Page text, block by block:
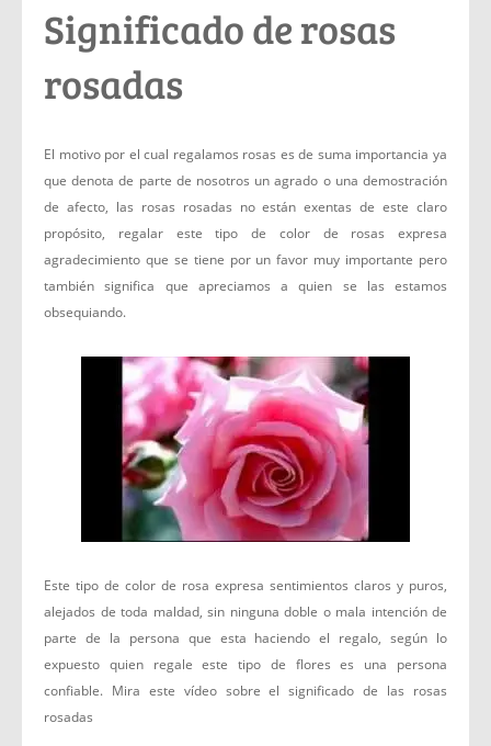
Significado de rosas
rosadas
El motivo por el cual regalamos rosas es de suma importancia ya
que denota de parte de nosotros un agrado o una demostración
de afecto, las rosas rosadas no están exentas de este claro
propósito, regalar este tipo de color de rosas expresa
agradecimiento que se tiene por un favor muy importante pero
también significa que apreciamos a quien se las estamos
obsequiando.
Este tipo de color de rosa expresa sentimientos claros y puros,
alejados de toda maldad, sin ninguna doble o mala intención de
parte de la persona que esta haciendo el regalo, según lo
expuesto quien regale este tipo de flores es una persona
confiable. Mira este vídeo sobre el significado de las rosas
rosadas